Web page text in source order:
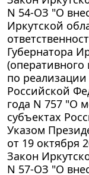
N 54-ОЗ "О
Иркутской
Губернатора
по
Российской
года N 757 "О
субъектах
Указом
от 19 октября
Закон
N 57-ОЗ "О